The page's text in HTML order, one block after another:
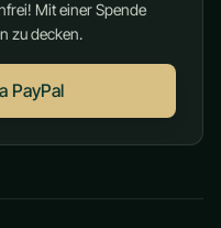
Mit einer Spende
zu decken.
PayPal